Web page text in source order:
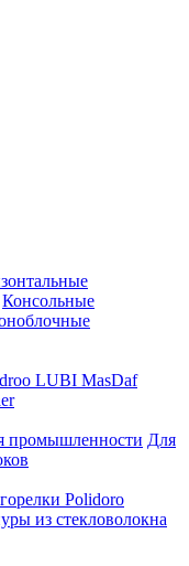
Консольные
LUBI MasDaf
промышленности Для
Polidoro
из стекловолокна